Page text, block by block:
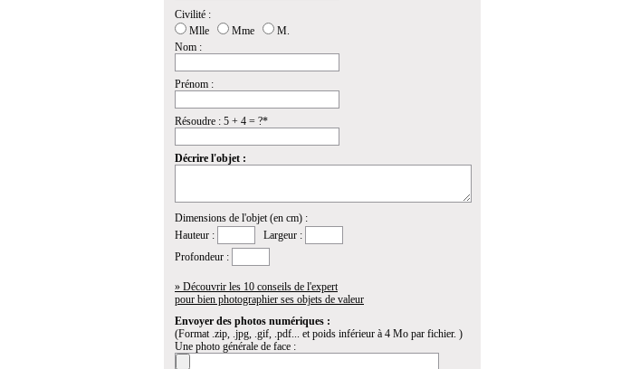
Civilité :
Mlle
Mme
M.
Nom :
Prénom :
Résoudre : 5 + 4 = ?*
Décrire l'objet :
Dimensions de l'objet (en cm) :
Hauteur :
Largeur :
Profondeur :
» Découvrir les 10 conseils de l'expert
pour bien photographier ses objets de valeur
Envoyer des photos numériques :
(Format .zip, .jpg, .gif, .pdf... et poids inférieur à 4 Mo par fichier. )
Une photo générale de face :